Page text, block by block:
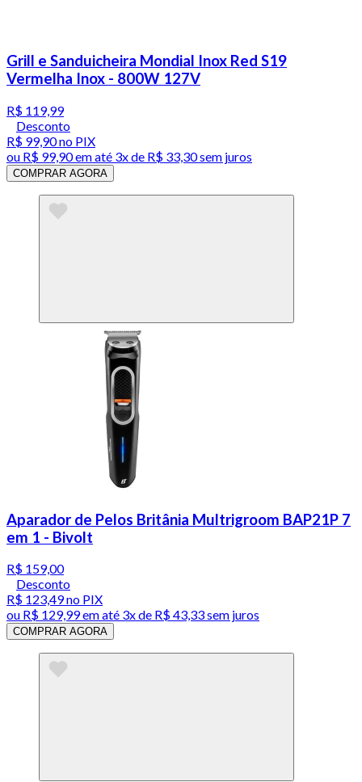
Grill e Sanduicheira Mondial Inox Red S19
Vermelha Inox - 800W 127V
R$ 119,99
Desconto
R$ 99,90no PIX
ou R$ 99,90em até 3x de R$ 33,30 sem juros
COMPRAR AGORA
Aparador de Pelos Britânia Multrigroom BAP21P 7
em 1 - Bivolt
R$ 159,00
Desconto
R$ 123,49no PIX
ou R$ 129,99em até 3x de R$ 43,33 sem juros
COMPRAR AGORA